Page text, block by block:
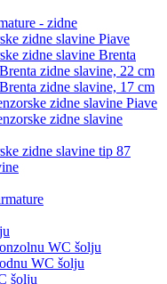
- zidne
zidne slavine Piave
zidne slavine Brenta
zidne slavine, 22 cm
zidne slavine, 17 cm
zidne slavine Piave
zidne slavine
zidne slavine tip 87
WC šolju
WC šolju
šolju